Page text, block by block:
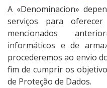
A «Denominacion»
serviços para
mencionados
informáticos e de
procederemos ao envio
fim de cumprir os
de Proteção de Dados.